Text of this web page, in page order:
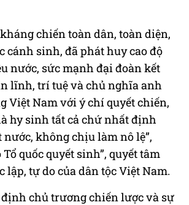
chiến toàn dân, toàn diện,
cánh sinh, đã phát huy cao độ
nước, sức mạnh đại đoàn kết
lĩnh, trí tuệ và chủ nghĩa anh
Việt Nam với ý chí quyết chiến,
hy sinh tất cả chứ nhất định
không chịu làm nô lệ”,
Tổ quốc quyết sinh”, quyết tâm
lập, tự do của dân tộc Việt Nam.
chủ trương chiến lược và sự